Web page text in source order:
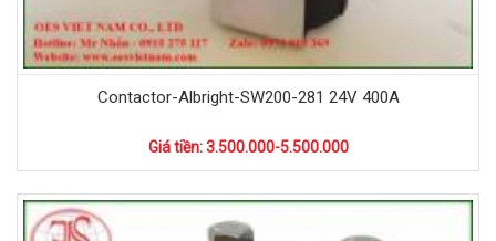
Contactor-Albright-SW200-281 24V 400A
Giá tiền: 3.500.000-5.500.000